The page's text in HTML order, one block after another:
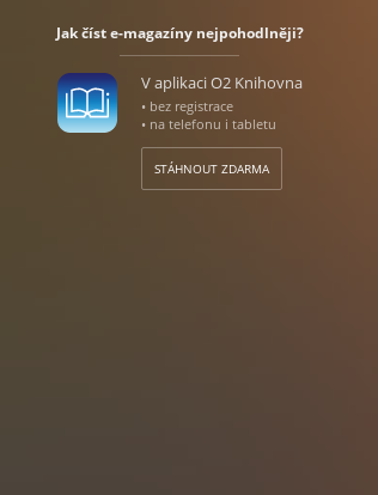
Jak číst e-magazíny nejpohodlněji?
V aplikaci O2 Knihovna
• bez registrace
• na telefonu i tabletu
STÁHNOUT ZDARMA